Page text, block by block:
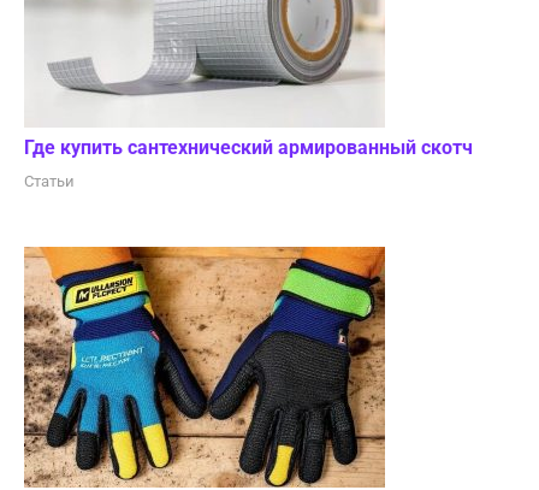
Где купить сантехнический армированный скотч
Статьи